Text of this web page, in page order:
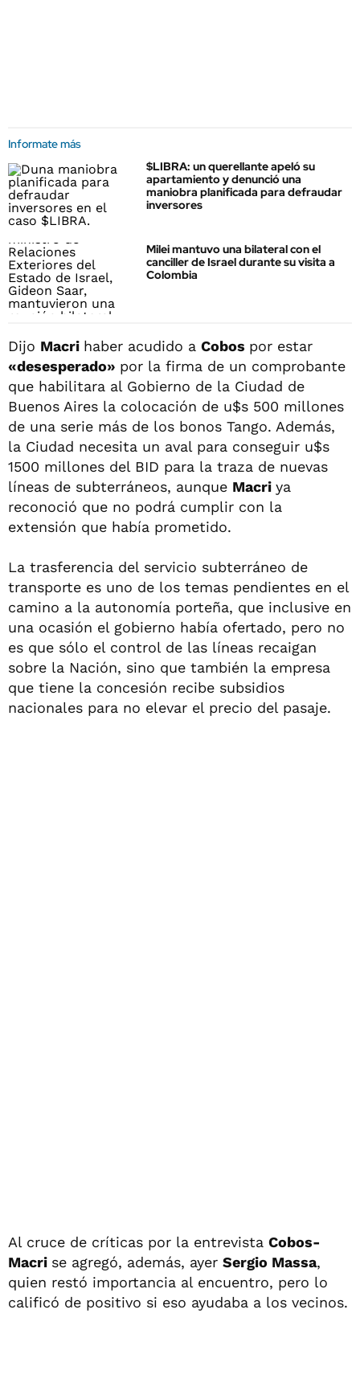
Informate más
$LIBRA: un querellante apeló su
apartamiento y denunció una
maniobra planificada para defraudar
inversores
Milei mantuvo una bilateral con el
canciller de Israel durante su visita a
Colombia
Dijo Macri haber acudido a Cobos por estar
«desesperado» por la firma de un comprobante
que habilitara al Gobierno de la Ciudad de
Buenos Aires la colocación de u$s 500 millones
de una serie más de los bonos Tango. Además,
la Ciudad necesita un aval para conseguir u$s
1500 millones del BID para la traza de nuevas
líneas de subterráneos, aunque Macri ya
reconoció que no podrá cumplir con la
extensión que había prometido.
La trasferencia del servicio subterráneo de
transporte es uno de los temas pendientes en el
camino a la autonomía porteña, que inclusive en
una ocasión el gobierno había ofertado, pero no
es que sólo el control de las líneas recaigan
sobre la Nación, sino que también la empresa
que tiene la concesión recibe subsidios
nacionales para no elevar el precio del pasaje.
Al cruce de críticas por la entrevista Cobos-
Macri se agregó, además, ayer Sergio Massa,
quien restó importancia al encuentro, pero lo
calificó de positivo si eso ayudaba a los vecinos.